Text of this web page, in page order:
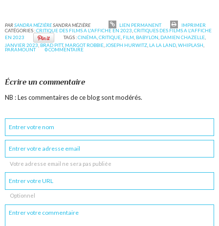
PARSANDRA MÉZIÈRESANDRA MÉZIÈRE LIEN PERMANENT
IMPRIMER
CATÉGORIES :CRITIQUE DES FILMS A L'AFFICHE EN 2023,CRITIQUES DES FILMS A L'AFFICHE
EN 2023
TAGS :CINÉMA,CRITIQUE, FILM, BABYLON, DAMIEN CHAZELLE,
JANVIER 2023, BRAD PITT, MARGOT ROBBIE,JOSEPH HURWITZ, LA LA LAND,WHIPLASH,
PARAMOUNT 0COMMENTAIRE
Écrire un commentaire
NB : Les commentaires de ce blog sont modérés.
Votre adresse email ne sera pas publiée
Optionnel